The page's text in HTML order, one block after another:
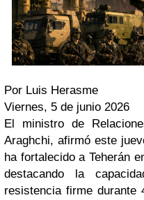
Por Luis Herasme
Viernes, 5 de junio 2026
El ministro de
Araghchi, afirmó este
ha fortalecido a Teherán
destacando la
resistencia firme durante